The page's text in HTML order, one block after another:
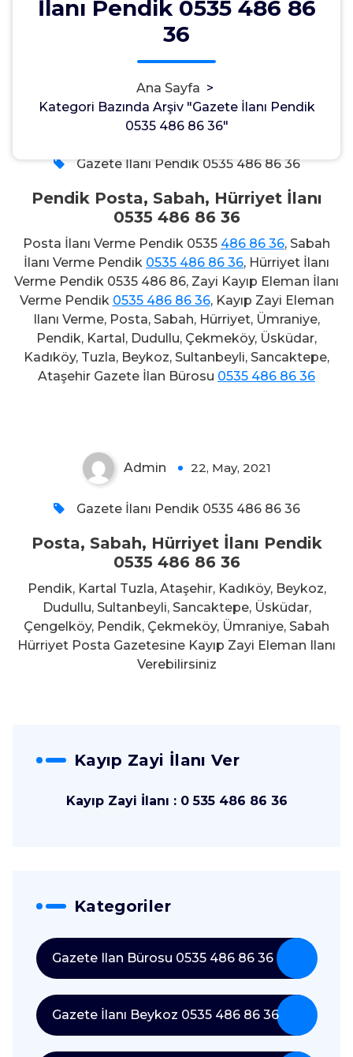
İlanı Pendik 0535 486 86
36
Ana Sayfa >
Kategori Bazında Arşiv "Gazete İlanı Pendik
0535 486 86 36"
Pendik Posta, Sabah, Hürriyet
Admin 28, May, 2021
Gazete İlanı Pendik 0535 486 86 36
Pendik Posta, Sabah, Hürriyet İlanı
0535 486 86 36
Posta İlanı Verme Pendik 0535 486 86 36, Sabah
İlanı Verme Pendik 0535 486 86 36, Hürriyet İlanı
Verme Pendik 0535 486 86, Zayi Kayıp Eleman İlanı
Verme Pendik 0535 486 86 36, Kayıp Zayi Eleman
Ilanı Verme, Posta, Sabah, Hürriyet, Ümraniye,
Pendik, Kartal, Dudullu, Çekmeköy, Üsküdar,
Kadıköy, Tuzla, Beykoz, Sultanbeyli, Sancaktepe,
Ataşehir Gazete İlan Bürosu 0535 486 86 36
Posta, Sabah, Hürriyet İlanı
Admin 22, May, 2021
Gazete İlanı Pendik 0535 486 86 36
Posta, Sabah, Hürriyet İlanı Pendik
0535 486 86 36
Pendik, Kartal Tuzla, Ataşehir, Kadıköy, Beykoz,
Dudullu, Sultanbeyli, Sancaktepe, Üsküdar,
Çengelköy, Pendik, Çekmeköy, Ümraniye, Sabah
Hürriyet Posta Gazetesine Kayıp Zayi Eleman Ilanı
Verebilirsiniz
Kayıp Zayi İlanı Ver
Kayıp Zayi İlanı : 0 535 486 86 36
Kategoriler
Gazete Ilan Bürosu 0535 486 86 36
Gazete İlanı Beykoz 0535 486 86 36